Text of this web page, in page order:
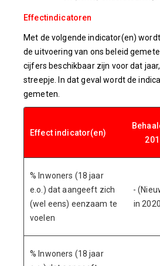
Effectindicatoren
Met de volgende indicator(en)
de uitvoering van ons beleid
cijfers beschikbaar zijn voor dat
streepje. In dat geval wordt de
gemeten.
Effect indicator(en)
% Inwoners (18 jaar
e.o.) dat aangeeft zich
(wel eens) eenzaam te
voelen
-
in
% Inwoners (18 jaar